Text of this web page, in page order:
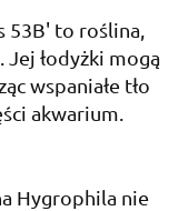
53B' to roślina,
łodyżki mogą
wspaniałe tło
akwarium.
Hygrophila nie